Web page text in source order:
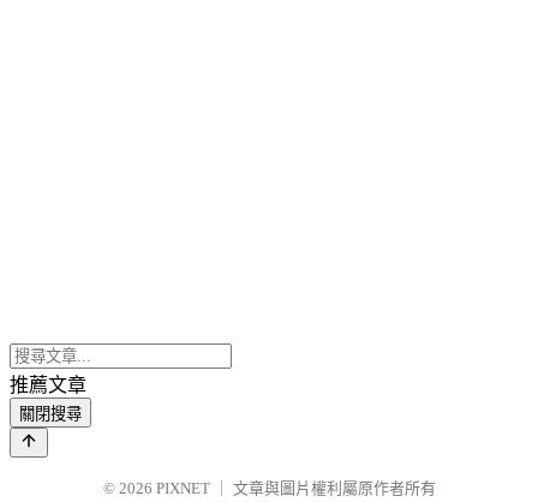
推薦文章
關閉搜尋
© 2026 PIXNET
文章與圖片權利屬原作者所有